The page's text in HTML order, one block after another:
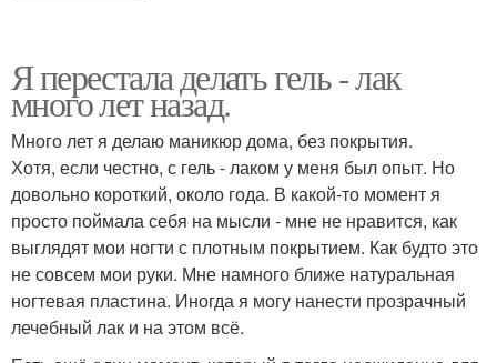
Я перестала делать гель - лак
много лет назад.
Много лет я делаю маникюр дома, без покрытия.
Хотя, если честно, с гель - лаком у меня был опыт. Но
довольно короткий, около года. В какой-то момент я
просто поймала себя на мысли - мне не нравится, как
выглядят мои ногти с плотным покрытием. Как будто это
не совсем мои руки. Мне намного ближе натуральная
ногтевая пластина. Иногда я могу нанести прозрачный
лечебный лак и на этом всё.